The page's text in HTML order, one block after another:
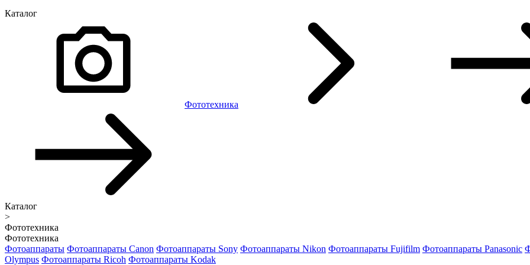
Каталог
Фототехника
Каталог
>
Фототехника
Фототехника
Фотоаппараты Фотоаппараты Canon Фотоаппараты Sony Фотоаппараты Nikon Фотоаппараты Fujifilm Фотоаппараты Panasonic
Olympus Фотоаппараты Ricoh Фотоаппараты Kodak